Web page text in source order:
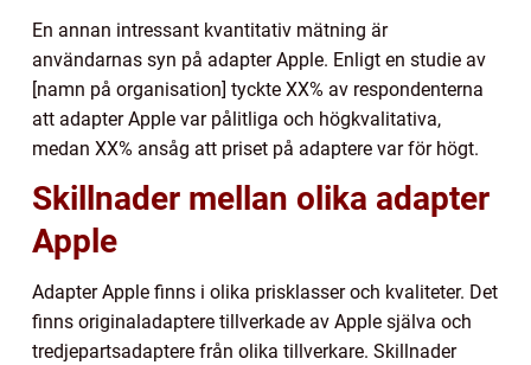
En annan intressant kvantitativ mätning är
användarnas syn på adapter Apple. Enligt en studie av
[namn på organisation] tyckte XX% av respondenterna
att adapter Apple var pålitliga och högkvalitativa,
medan XX% ansåg att priset på adaptere var för högt.
Skillnader mellan olika adapter
Apple
Adapter Apple finns i olika prisklasser och kvaliteter. Det
finns originaladaptere tillverkade av Apple själva och
tredjepartsadaptere från olika tillverkare. Skillnader